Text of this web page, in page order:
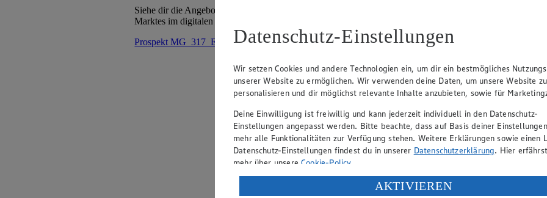
Siehe dir die Angebote der Woche deines
Marktes im digitalen Blätterkatalog an.
Prospekt MG_317_ED im BrowserAnsehen
aus Polen, Klasse I, 500 g, (1 kg = 6,66)
versch.
g, (1 kg =
Datenschutz-Einstellungen
Wir setzen Cookies und andere Technologien ein, um dir ein bestmögliches
unserer Website zu ermöglichen. Wir verwenden deine Daten, um unsere Website zu
personalisieren und dir möglichst relevante Inhalte anzubieten, sowie für
Deine Einwilligung ist freiwillig und kann jederzeit individuell in den Datenschutz-
Einstellungen angepasst werden. Bitte beachte, dass auf Basis deiner
mehr alle Funktionalitäten zur Verfügung stehen. Weitere Erklärungen sowie einen
Datenschutz-Einstellungen findest du in unserer Datenschutzerklärung. Hier
mehr über unsereCookie-Policy.
Verarbeitung deiner personenbezogenen Daten in den USA durch Facebook und
AKTIVIEREN